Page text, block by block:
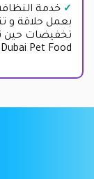
خدمة
بعمل حلاقة و
تخفيضات حين
Dubai Pet Food علي كل الموقع .